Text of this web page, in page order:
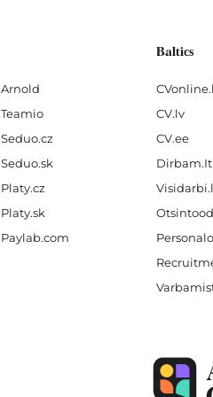
Arnold
Teamio
Seduo.cz
Seduo.sk
Platy.cz
Platy.sk
Paylab.com
Baltics
CV.lv
CV.ee
Dirbam.It